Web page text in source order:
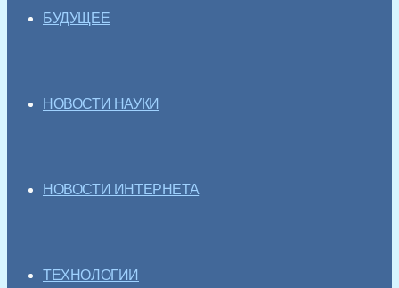
БУДУЩЕЕ
НОВОСТИ НАУКИ
НОВОСТИ ИНТЕРНЕТА
ТЕХНОЛОГИИ